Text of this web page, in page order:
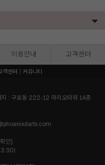
이용안내 고객센터
객센터 커뮤니티
지 : 구로동 222-12 마리오타워 14층
인]